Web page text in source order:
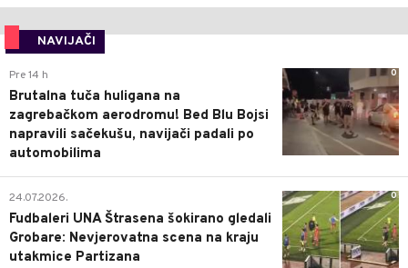
NAVIJAČI
0
Pre 14 h
Brutalna tuča huligana na
zagrebačkom aerodromu! Bed Blu Bojsi
napravili sačekušu, navijači padali po
automobilima
0
24.07.2026.
Fudbaleri UNA Štrasena šokirano gledali
Grobare: Nevjerovatna scena na kraju
utakmice Partizana